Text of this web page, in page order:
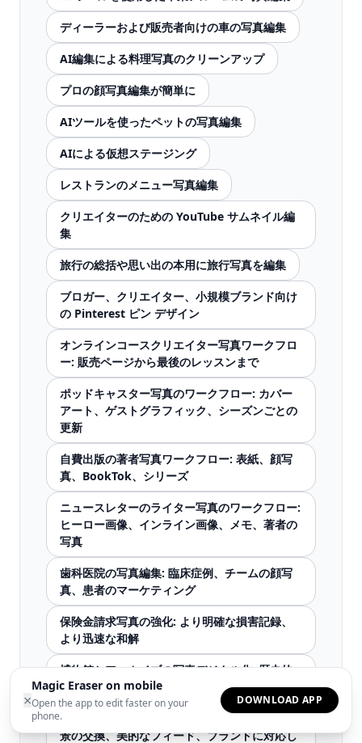
×
Magic Eraser on mobile
Open the app to edit faster on your
phone.
DOWNLOAD APP
ディーラーおよび販売者向けの車の写真編集
AI編集による料理写真のクリーンアップ
プロの顔写真編集が簡単に
AIツールを使ったペットの写真編集
AIによる仮想ステージング
レストランのメニュー写真編集
クリエイターのための YouTube サムネイル編
集
旅行の総括や思い出の本用に旅行写真を編集
ブロガー、クリエイター、小規模ブランド向け
の Pinterest ピン デザイン
オンラインコースクリエイター写真ワークフロ
ー: 販売ページから最後のレッスンまで
ポッドキャスター写真のワークフロー: カバー
アート、ゲストグラフィック、シーズンごとの
更新
自費出版の著者写真ワークフロー: 表紙、顔写
真、BookTok、シリーズ
ニュースレターのライター写真のワークフロー:
ヒーロー画像、インライン画像、メモ、著者の
写真
歯科医院の写真編集: 臨床症例、チームの顔写
真、患者のマーケティング
保険金請求写真の強化: より明確な損害記録、
より迅速な和解
博物館とアーカイブの写真デジタル化: 歴史的
コレクションの復元、強化、共有
ファッションインフルエンサーコンテンツ: 背
景の交換、美的なフィード、ブランドに対応し